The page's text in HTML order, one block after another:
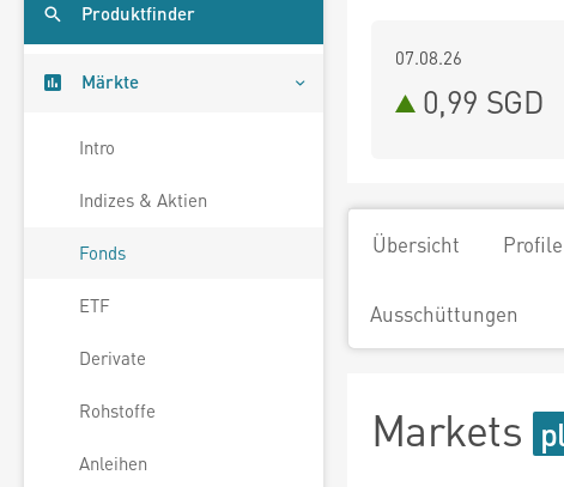
Produktfinder
Märkte
Intro
Indizes & Aktien
Fonds
ETF
Derivate
Rohstoffe
Anleihen
07.08.26
0,99 SGD
Übersicht
Ausschüttungen
Markets